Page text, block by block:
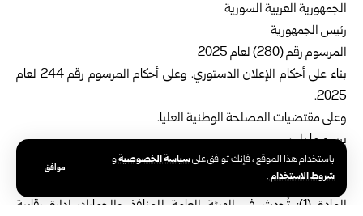
باستخدام هذا الموقع ، فإنك توافق علىسياسة الخصوصيةو
شروط الاستخدام.
موافق
الجمهورية العربية السورية
رئيس الجمهورية
المرسوم رقم (280) لعام 2025
بناء على أحكام الإعلان الدستوري. وعلى أحكام المرسوم رقم 244 لعام
2025.
وعلى مقتضيات المصلحة الوطنية العليا.
يرسم ما يلي:
الفصل الأول
الإحداث والأهداف والاختصاصات
المادة (1): تُحدث في الهيئة العامة للمنافذ والجمارك إدارة رقابية